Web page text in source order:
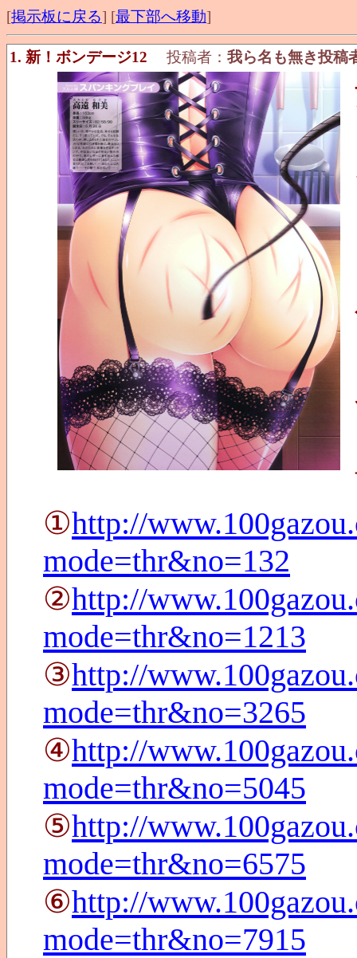
[掲示板に戻る] [最下部へ移動]
1. 新！ボンデージ12 投稿者： 我ら名も無き投稿
①http://
mode=thr&no=132
②http://
mode=thr&no=1213
③http://
mode=thr&no=3265
④http://
mode=thr&no=5045
⑤http://
mode=thr&no=6575
⑥http://
mode=thr&no=7915